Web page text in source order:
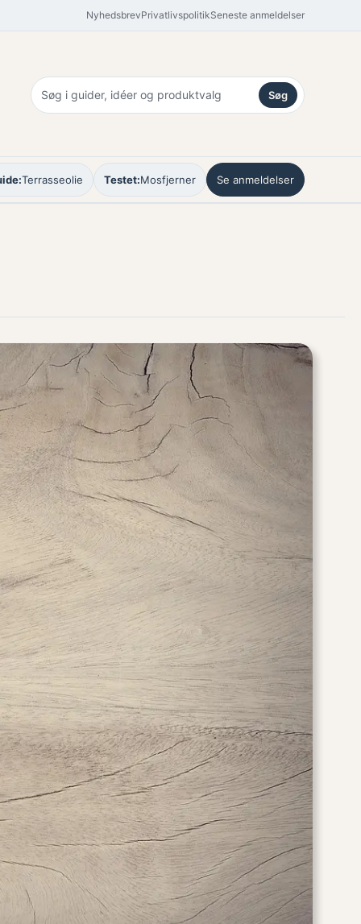
NyhedsbrevPrivatlivspolitikSeneste anmeldelser
Søg
Terrasseolie Testet:Mosfjerner Se anmeldelser